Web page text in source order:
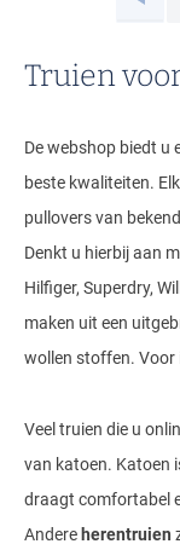
Truien
De webshop biedt u
beste kwaliteiten.
pullovers van
Denkt u hierbij aan
Hilfiger, Superdry,
maken uit een
wollen stoffen. Voor
Veel truien die u
van katoen. Katoen
draagt comfortabel
Andere herentruien